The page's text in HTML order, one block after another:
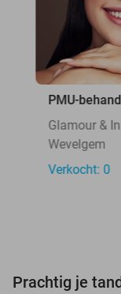
PMU-
Glamour &
Wevelgem
Verkocht: 0
Prachtig je